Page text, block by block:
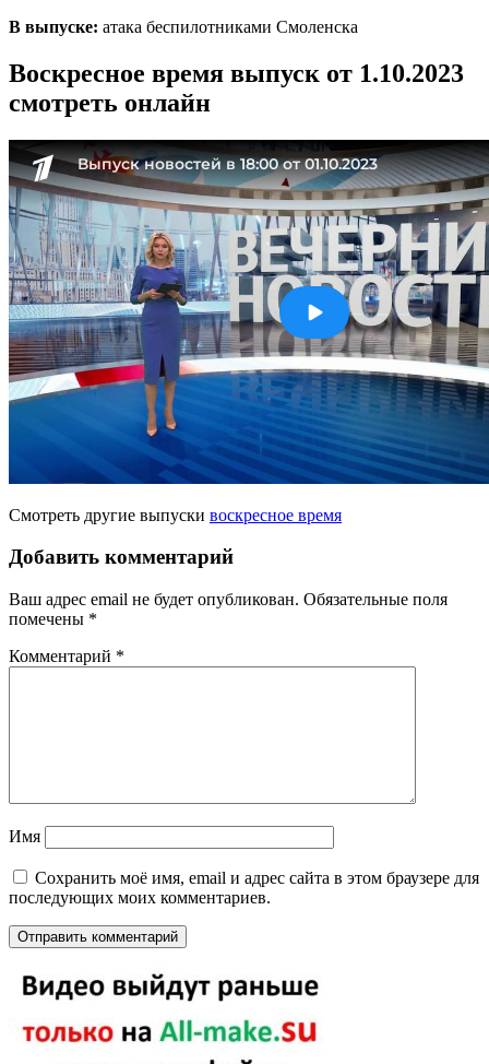
В выпуске: атака беспилотниками Смоленска
Воскресное время выпуск от 1.10.2023
смотреть онлайн
Смотреть другие выпуски воскресное время
Добавить комментарий
Ваш адрес email не будет опубликован. Обязательные поля
помечены *
Комментарий *
Имя
Сохранить моё имя, email и адрес сайта в этом браузере для
последующих моих комментариев.